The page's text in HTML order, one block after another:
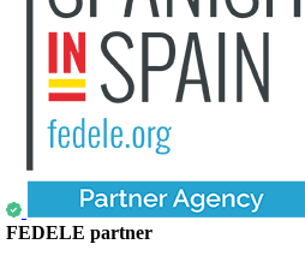
FEDELE partner